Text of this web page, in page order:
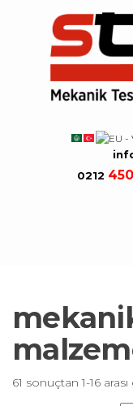
contenuto
0212 450
61 sonuçtan 1-16